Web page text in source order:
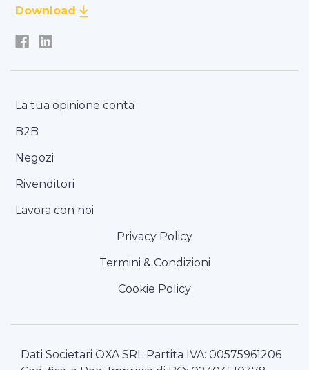
Download
La tua opinione conta
B2B
Negozi
Rivenditori
Lavora con noi
Privacy Policy
Termini & Condizioni
Cookie Policy
Dati Societari OXA SRL Partita IVA: 00575961206